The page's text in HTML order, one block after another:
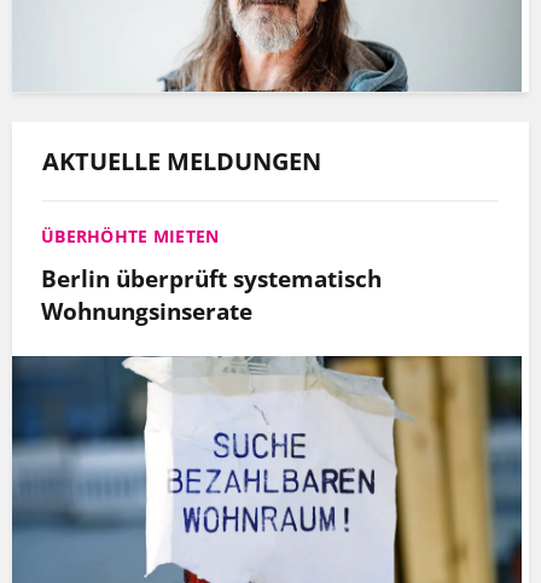
AKTUELLE MELDUNGEN
ÜBERHÖHTE MIETEN
Berlin überprüft systematisch
Wohnungsinserate